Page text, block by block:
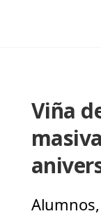
Viña